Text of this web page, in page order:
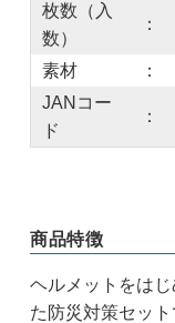
枚数（入
数）
：
素材 ：
JANコー
ド
：
商品特徴
ヘルメットをは
た防災対策セット